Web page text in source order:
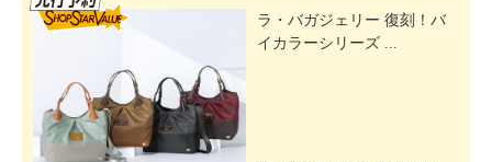
ラ・バガジェリー 復刻！バ
イカラーシリーズ ...